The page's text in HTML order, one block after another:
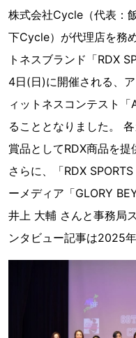
株式会社Cycle（代表：
下Cycle）が代理店を務
トネスブランド「RDX
4日(日)に開催される、
ィットネスコンテスト
ることとなりました。
賞品としてRDX商品を提
さらに、「RDX
ーメディア「GLORY
井上 大輔 さんと事務局
ンタビュー記事は2025